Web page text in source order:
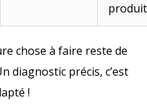
produit
chose à faire reste de
diagnostic précis, c’est
!